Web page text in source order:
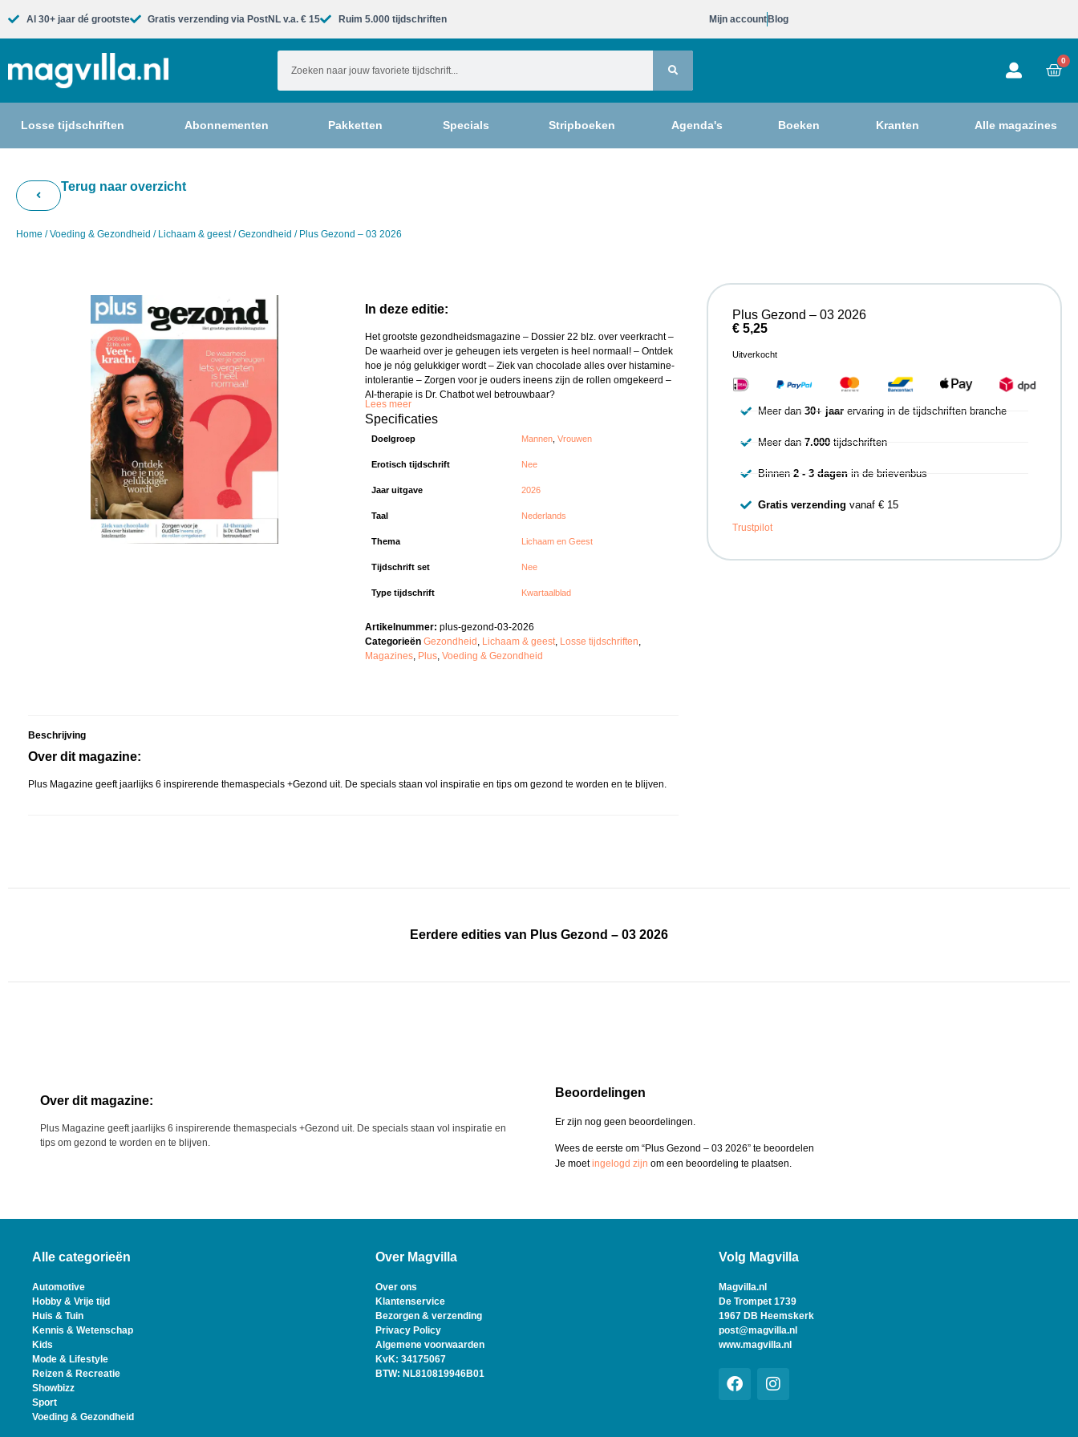
Al 30+ jaar dé grootste​ Gratis verzending via PostNL v.a. € 15 Ruim 5.000 tijdschriften​ Mijn account Blog
0
Losse tijdschriften Abonnementen Pakketten Specials Stripboeken Agenda's Boeken Kranten Alle magazines
Terug naar overzicht
Home /Voeding & Gezondheid / Lichaam & geest/Gezondheid / Plus Gezond – 03 2026
In deze editie:
Het grootste gezondheidsmagazine – Dossier 22 blz. over veerkracht –
De waarheid over je geheugen iets vergeten is heel normaal! – Ontdek
hoe je nóg gelukkiger wordt – Ziek van chocolade alles over histamine-
intolerantie – Zorgen voor je ouders ineens zijn de rollen omgekeerd –
AI-therapie is Dr. Chatbot wel betrouwbaar?
Lees meer
Specificaties
Doelgroep Mannen ,Vrouwen
Erotisch tijdschrift Nee
Jaar uitgave 2026
Taal Nederlands
Thema Lichaam en Geest
Tijdschrift set Nee
Type tijdschrift Kwartaalblad
Artikelnummer:plus-gezond-03-2026
Categorieën Gezondheid, Lichaam & geest, Losse tijdschriften,
Magazines, Plus,Voeding & Gezondheid
Beschrijving
Over dit magazine:
Plus Magazine geeft jaarlijks 6 inspirerende themaspecials +Gezond uit. De specials staan vol inspiratie en tips om gezond te worden en te blijven.
Plus Gezond – 03 2026
€5,25
Uitverkocht
Meer dan30+ jaar ervaring in de tijdschriften branche
Meer dan7.000 tijdschriften
Binnen2 - 3 dagen in de brievenbus
Gratis verzending vanaf € 15
Trustpilot
Eerdere edities van Plus Gezond – 03 2026
Over dit magazine:
Plus Magazine geeft jaarlijks 6 inspirerende themaspecials +Gezond uit. De specials staan vol inspiratie en
tips om gezond te worden en te blijven.
Beoordelingen
Er zijn nog geen beoordelingen.
Wees de eerste om “Plus Gezond – 03 2026” te beoordelen
Je moetingelogd zijn om een beoordeling te plaatsen.
Alle categorieën
Automotive
Hobby & Vrije tijd
Huis & Tuin
Kennis & Wetenschap
Kids
Mode & Lifestyle
Reizen & Recreatie
Showbizz
Sport
Voeding & Gezondheid
Over Magvilla
Over ons
Klantenservice
Bezorgen & verzending
Privacy Policy
Algemene voorwaarden
KvK: 34175067
BTW: NL810819946B01
Volg Magvilla
Magvilla.nl
De Trompet 1739
1967 DB Heemskerk
post@magvilla.nl
www.magvilla.nl